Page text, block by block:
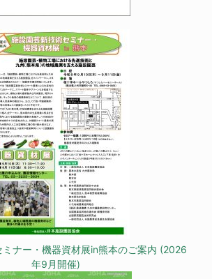
ナー・機器資材展in熊本のご案内 (2026
年9月開催)